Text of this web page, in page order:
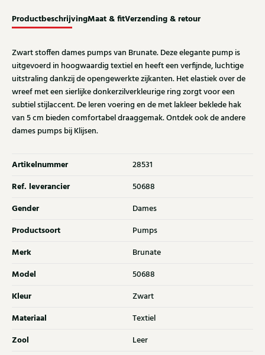
ProductbeschrijvingMaat & fitVerzending & retour
Zwart stoffen dames pumps van Brunate. Deze elegante pump is
uitgevoerd in hoogwaardig textiel en heeft een verfijnde, luchtige
uitstraling dankzij de opengewerkte zijkanten. Het elastiek over de
wreef met een sierlijke donkerzilverkleurige ring zorgt voor een
subtiel stijlaccent. De leren voering en de met lakleer beklede hak
van 5 cm bieden comfortabel draaggemak. Ontdek ook de andere
dames pumps bij Klijsen.
Artikelnummer 28531
Ref. leverancier 50688
Gender Dames
Productsoort Pumps
Merk Brunate
Model 50688
Kleur Zwart
Materiaal Textiel
Zool Leer